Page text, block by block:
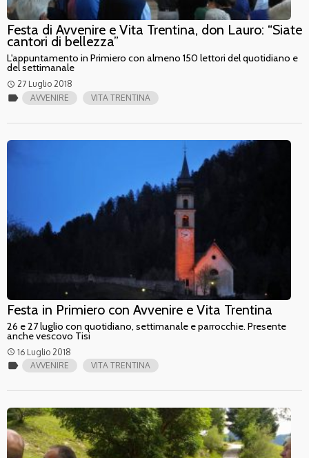
Festa di Avvenire e Vita Trentina, don Lauro: “Siate
cantori di bellezza”
L'appuntamento in Primiero con almeno 150 lettori del quotidiano e
del settimanale
access_time 27 Luglio 2018
label AVVENIRE VITA TRENTINA
Festa in Primiero con Avvenire e Vita Trentina
26 e 27 luglio con quotidiano, settimanale e parrocchie. Presente
anche vescovo Tisi
access_time 16 Luglio 2018
label AVVENIRE VITA TRENTINA